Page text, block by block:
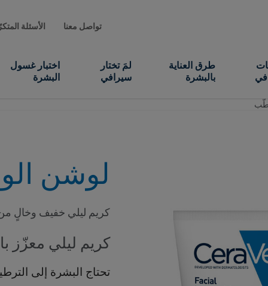
تواصل معنا الأسئلة
طرق العناية
بالبشرة
لمَ تختار
سيرافي
اختبار غسول
البشرة
لوشن
كريم ليلي خفيف وخالٍ
كريم ليلي معزّز
تحتاج البشرة إلى